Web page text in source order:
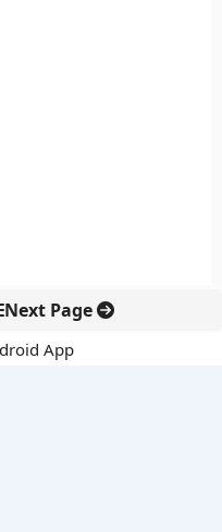
Next Page
App